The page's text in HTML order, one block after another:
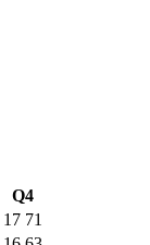
Q4
17 71